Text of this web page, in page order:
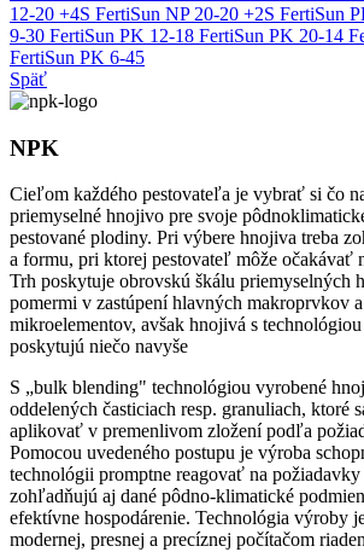
12-20 +4S FertiSun NP 20-20 +2S FertiSun
9-30 FertiSun PK 12-18 FertiSun PK 20-14
FertiSun PK 6-45
Späť
NPK
Cieľom každého pestovateľa je vybrať si čo
priemyselné hnojivo pre svoje
pestované plodiny. Pri výbere hnojiva treba
a formu, pri ktorej pestovateľ môže očakávať
Trh poskytuje obrovskú škálu priemyselných
pomermi v zastúpení hlavných makroprvkov
mikroelementov, avšak hnojivá s
poskytujú niečo navyše
S „bulk blending" technológiou vyrobené
oddelených časticiach resp. granuliach, ktoré
aplikovať v premenlivom zložení podľa
Pomocou uvedeného postupu je výroba
technológii promptne reagovať na
zohľadňujú aj dané pôdno-klimatické
efektívne hospodárenie. Technológia výroby
modernej, presnej a precíznej počítačom